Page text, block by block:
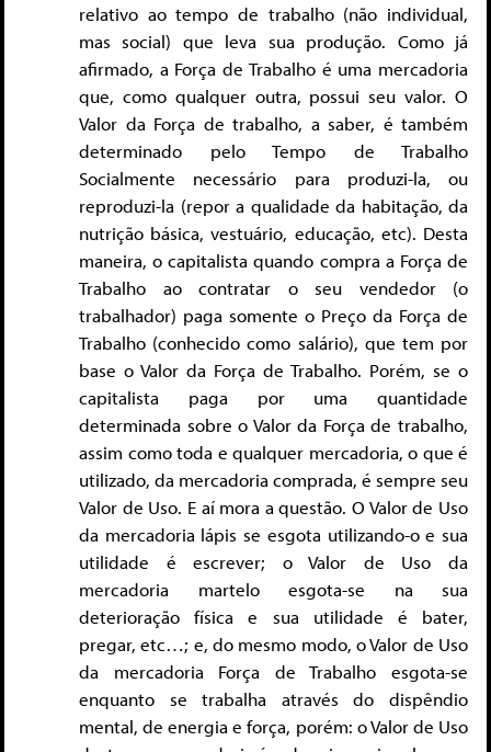
relativo ao tempo de trabalho (não individual,
mas social) que leva sua produção. Como já
afirmado, a Força de Trabalho é uma mercadoria
que, como qualquer outra, possui seu valor. O
Valor da Força de trabalho, a saber, é também
determinado pelo Tempo de Trabalho
Socialmente necessário para produzi-la, ou
reproduzi-la (repor a qualidade da habitação, da
nutrição básica, vestuário, educação, etc). Desta
maneira, o capitalista quando compra a Força de
Trabalho ao contratar o seu vendedor (o
trabalhador) paga somente o Preço da Força de
Trabalho (conhecido como salário), que tem por
base o Valor da Força de Trabalho. Porém, se o
capitalista paga por uma quantidade
determinada sobre o Valor da Força de trabalho,
assim como toda e qualquer mercadoria, o que é
utilizado, da mercadoria comprada, é sempre seu
Valor de Uso. E aí mora a questão. O Valor de Uso
da mercadoria lápis se esgota utilizando-o e sua
utilidade é escrever; o Valor de Uso da
mercadoria martelo esgota-se na sua
deterioração física e sua utilidade é bater,
pregar, etc…; e, do mesmo modo, o Valor de Uso
da mercadoria Força de Trabalho esgota-se
enquanto se trabalha através do dispêndio
mental, de energia e força, porém: o Valor de Uso